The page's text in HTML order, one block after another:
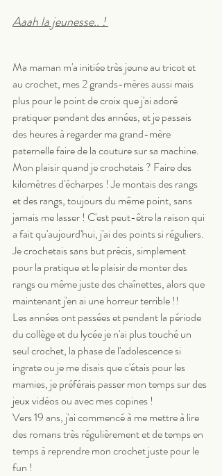
Aaah la jeunesse.. !
Ma maman m'a initiée très jeune au tricot et
au crochet, mes 2 grands-mères aussi mais
plus pour le point de croix que j'ai adoré
pratiquer pendant des années, et je passais
des heures à regarder ma grand-mère
paternelle faire de la couture sur sa machine.
Mon plaisir quand je crochetais ? Faire des
kilomètres d'écharpes ! Je montais des rangs
et des rangs, toujours du même point, sans
jamais me lasser ! C'est peut-être la raison qui
a fait qu'aujourd'hui, j'ai des points si réguliers.
Je crochetais sans but précis, simplement
pour la pratique et le plaisir de monter des
rangs ou même juste des chaînettes, alors que
maintenant j'en ai une horreur terrible !!
Les années ont passées et pendant la période
du collège et du lycée je n'ai plus touché un
seul crochet, la phase de l'adolescence si
ingrate ou je me disais que c'étais pour les
mamies, je préférais passer mon temps sur des
jeux vidéos ou avec mes copines !
Vers 19 ans, j'ai commencé à me mettre à lire
des romans très régulièrement et de temps en
temps à reprendre mon crochet juste pour le
fun !